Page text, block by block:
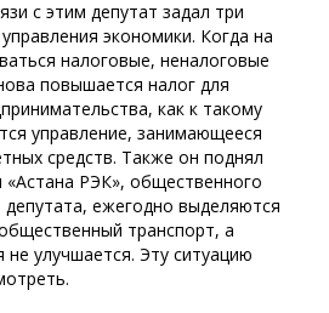
с этим депутат задал три
экономики. Когда на
налоговые, неналоговые
повышается налог для
как к такому
управление, занимающееся
средств. Также он поднял
«Астана РЭК», общественного
ежегодно выделяются
транспорт, а
улучшается. Эту ситуацию